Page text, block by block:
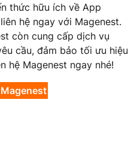
thức hữu ích về App
hệ ngay với Magenest.
còn cung cấp dịch vụ
cầu, đảm bảo tối ưu hiệu
hệ Magenest ngay nhé!